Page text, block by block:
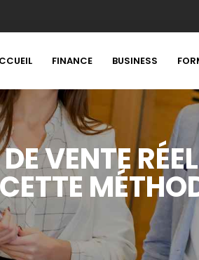
FINANCE BUSINESS
VENTE